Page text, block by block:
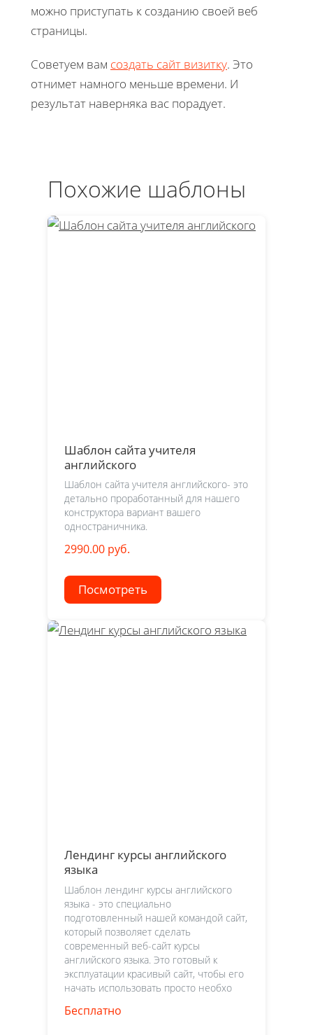
можно приступать к созданию своей веб
страницы.
Советуем вам создать сайт визитку. Это
отнимет намного меньше времени. И
результат наверняка вас порадует.
Похожие шаблоны
Шаблон сайта учителя
английского
Шаблон сайта учителя английского- это
детально проработанный для нашего
конструктора вариант вашего
одностраничника.
2990.00 руб.
Посмотреть
Лендинг курсы английского
языка
Шаблон лендинг курсы английского
языка - это специально
подготовленный нашей командой сайт,
который позволяет сделать
современный веб-сайт курсы
английского языка. Это готовый к
эксплуатации красивый сайт, чтобы его
начать использовать просто необхо
Бесплатно